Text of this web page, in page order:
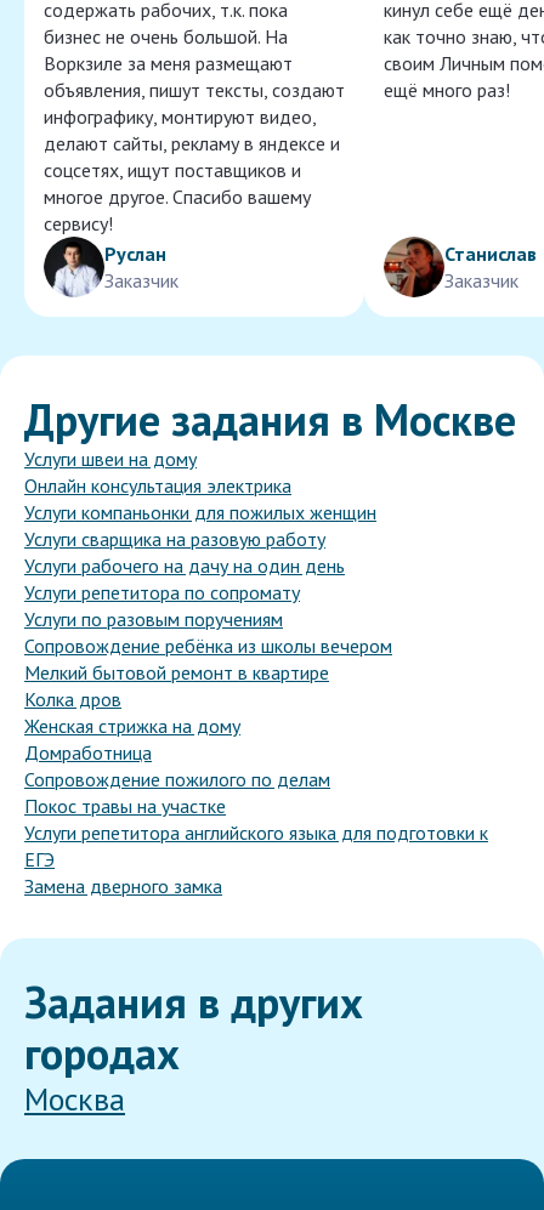
содержать рабочих, т.к. пока
бизнес не очень большой. На
Воркзиле за меня размещают
объявления, пишут тексты, создают
инфографику, монтируют видео,
делают сайты, рекламу в яндексе и
соцсетях, ищут поставщиков и
многое другое. Спасибо вашему
сервису!
Руслан
Заказчик
кинул себе ещё
как точно знаю,
своим Личным
ещё много раз!
Станислав
Заказчик
Другие задания в Москве
Услуги швеи на дому
Онлайн консультация электрика
Услуги компаньонки для пожилых женщин
Услуги сварщика на разовую работу
Услуги рабочего на дачу на один день
Услуги репетитора по сопромату
Услуги по разовым поручениям
Сопровождение ребёнка из школы вечером
Мелкий бытовой ремонт в квартире
Колка дров
Женская стрижка на дому
Домработница
Сопровождение пожилого по делам
Покос травы на участке
Услуги репетитора английского языка для подготовки к
ЕГЭ
Замена дверного замка
Задания в других
городах
Москва